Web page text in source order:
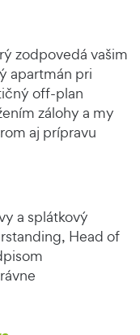
zodpovedá vašim
apartmán pri
off-plan
zálohy a my
aj prípravu
a splátkový
Head of